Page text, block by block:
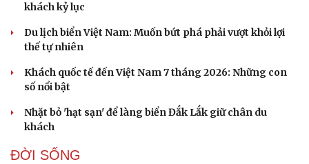
Du lịch
Tư vấn
Săn Tour
check-in
Podcast
Đọc truyện đêm khuya
Cửa sổ tình yêu
khách kỷ lục
Du lịch biển Việt Nam: Muốn bứt phá phải vượt khỏi lợi
thế tự nhiên
Khách quốc tế đến Việt Nam 7 tháng 2026: Những con
số nổi bật
Nhặt bỏ 'hạt sạn' để làng biển Đắk Lắk giữ chân du
khách
ĐỜI SỐNG